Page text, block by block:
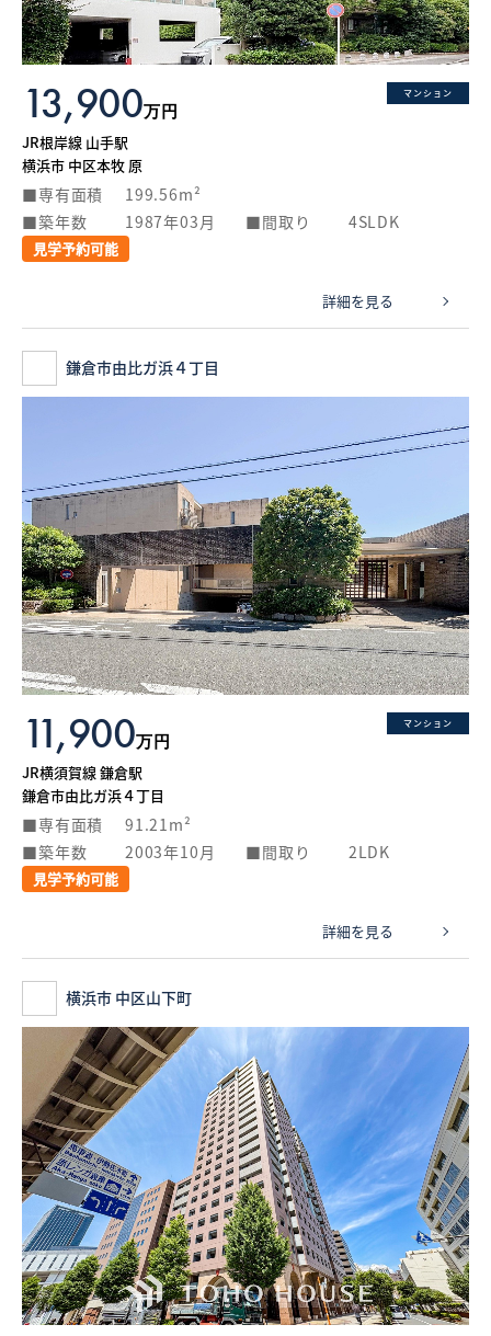
マンション
13,900万円
JR根岸線 山手駅
横浜市 中区本牧 原
専有面積
199.56m²
築年数
1987年03月 間取り 4SLDK
見学予約可能
詳細を見る
鎌倉市由比ガ浜４丁目
マンション
11,900万円
JR横須賀線 鎌倉駅
鎌倉市由比ガ浜４丁目
専有面積
91.21m²
築年数
2003年10月 間取り 2LDK
見学予約可能
詳細を見る
横浜市 中区山下町